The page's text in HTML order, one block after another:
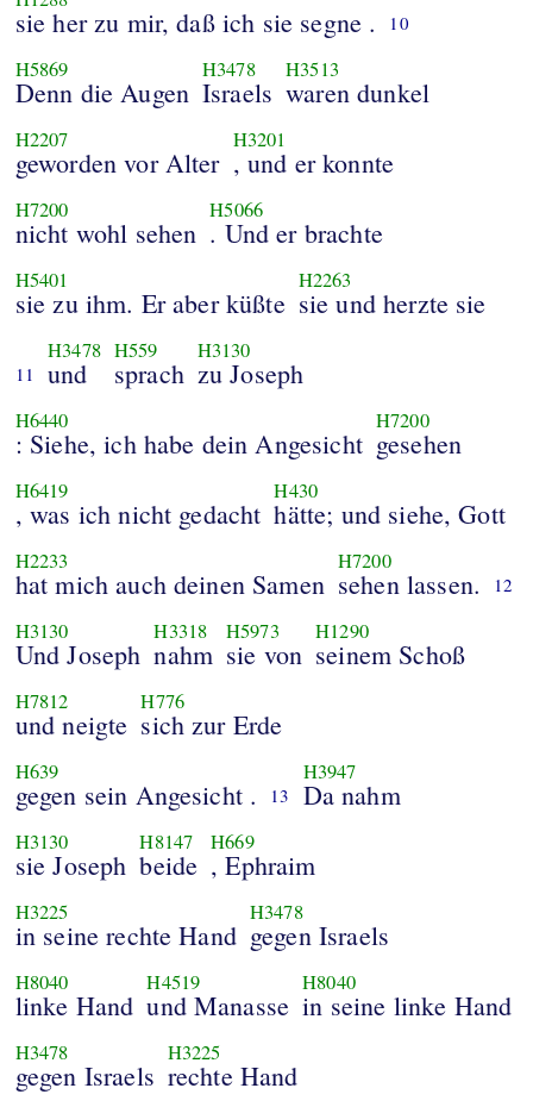
sie her zu mir, daß ich sie segne . 10
H5869
Denn die Augen
H3478
Israels
H3513
waren dunkel
H2207
geworden vor Alter
H3201
, und er konnte
H7200
nicht wohl sehen
H5066
. Und er brachte
H5401
sie zu ihm. Er aber küßte
H2263
sie und herzte sie
11
H3478
und
H559
sprach
H3130
zu Joseph
H6440
: Siehe, ich habe dein Angesicht
H7200
gesehen
H6419
, was ich nicht gedacht
H430
hätte; und siehe, Gott
H2233
hat mich auch deinen Samen
H7200
sehen lassen. 12
H3130
Und Joseph
H3318
nahm
H5973
sie von
H1290
seinem Schoß
H7812
und neigte
H776
sich zur Erde
H639
gegen sein Angesicht . 13
H3947
Da nahm
H3130
sie Joseph
H8147
beide
H669
, Ephraim
H3225
in seine rechte Hand
H3478
gegen Israels
H8040
linke Hand
H4519
und Manasse
H8040
in seine linke Hand
H3478
gegen Israels
H3225
rechte Hand